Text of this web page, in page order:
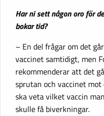
Har ni sett någon oro för
bokar tid?
– En del frågar om det
vaccinet samtidigt, men
rekommenderar att det
sprutan och vaccinet
ska veta vilket vaccin
skulle få biverkningar.